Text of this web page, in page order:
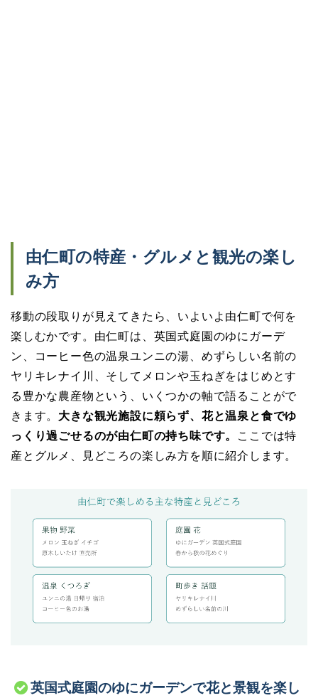
由仁町の特産・グルメと観光の楽し
み方
移動の段取りが見えてきたら、いよいよ由仁町で何を
楽しむかです。由仁町は、英国式庭園のゆにガーデ
ン、コーヒー色の温泉ユンニの湯、めずらしい名前の
ヤリキレナイ川、そしてメロンや玉ねぎをはじめとす
る豊かな農産物という、いくつかの軸で語ることがで
きます。 大きな観光施設に頼らず、花と温泉と食でゆ
っくり過ごせるのが由仁町の持ち味です。
ここでは特
産とグルメ、見どころの楽しみ方を順に紹介します。
英国式庭園のゆにガーデンで花と景観を楽し